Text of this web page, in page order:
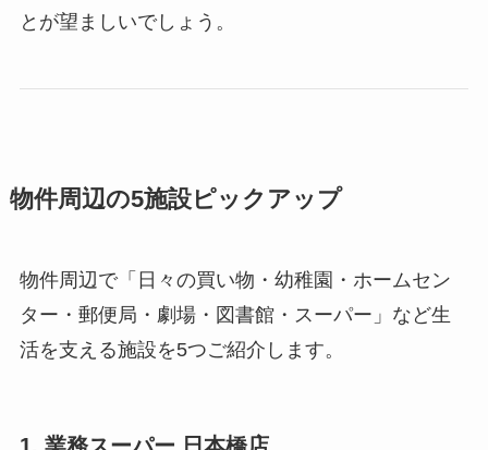
とが望ましいでしょう。
物件周辺の5施設ピックアップ
物件周辺で「日々の買い物・幼稚園・ホームセン
ター・郵便局・劇場・図書館・スーパー」など生
活を支える施設を5つご紹介します。